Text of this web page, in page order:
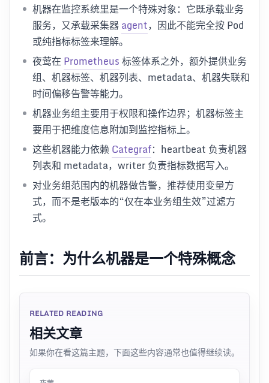
机器在监控系统里是一个特殊对象：它既承载业务
服务，又承载采集器agent，因此不能完全按 Pod
或纯指标标签来理解。
夜莺在 Prometheus标签体系之外，额外提供业务
组、机器标签、机器列表、metadata、机器失联和
时间偏移告警等能力。
机器业务组主要用于权限和操作边界；机器标签主
要用于把维度信息附加到监控指标上。
这些机器能力依赖 Categraf：heartbeat 负责机器
列表和 metadata，writer 负责指标数据写入。
对业务组范围内的机器做告警，推荐使用变量方
式，而不是老版本的“仅在本业务组生效”过滤方
式。
前言：为什么机器是一个特殊概念
RELATED READING
相关文章
如果你在看这篇主题，下面这些内容通常也值得继续读。